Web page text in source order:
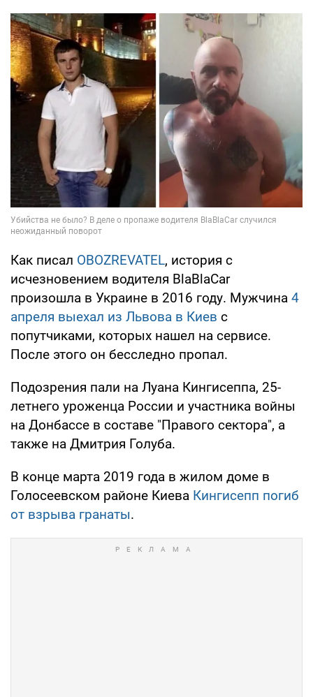
Как писал OBOZREVATEL, история с
исчезновением водителя BlaBlaCar
произошла в Украине в 2016 году. Мужчина 4
апреля выехал из Львова в Киев с
попутчиками, которых нашел на сервисе.
После этого он бесследно пропал.
Подозрения пали на Луана Кингисеппа, 25-
летнего уроженца России и участника войны
на Донбассе в составе "Правого сектора", а
также на Дмитрия Голуба.
В конце марта 2019 года в жилом доме в
Голосеевском районе Киева Кингисепп погиб
от взрыва гранаты.